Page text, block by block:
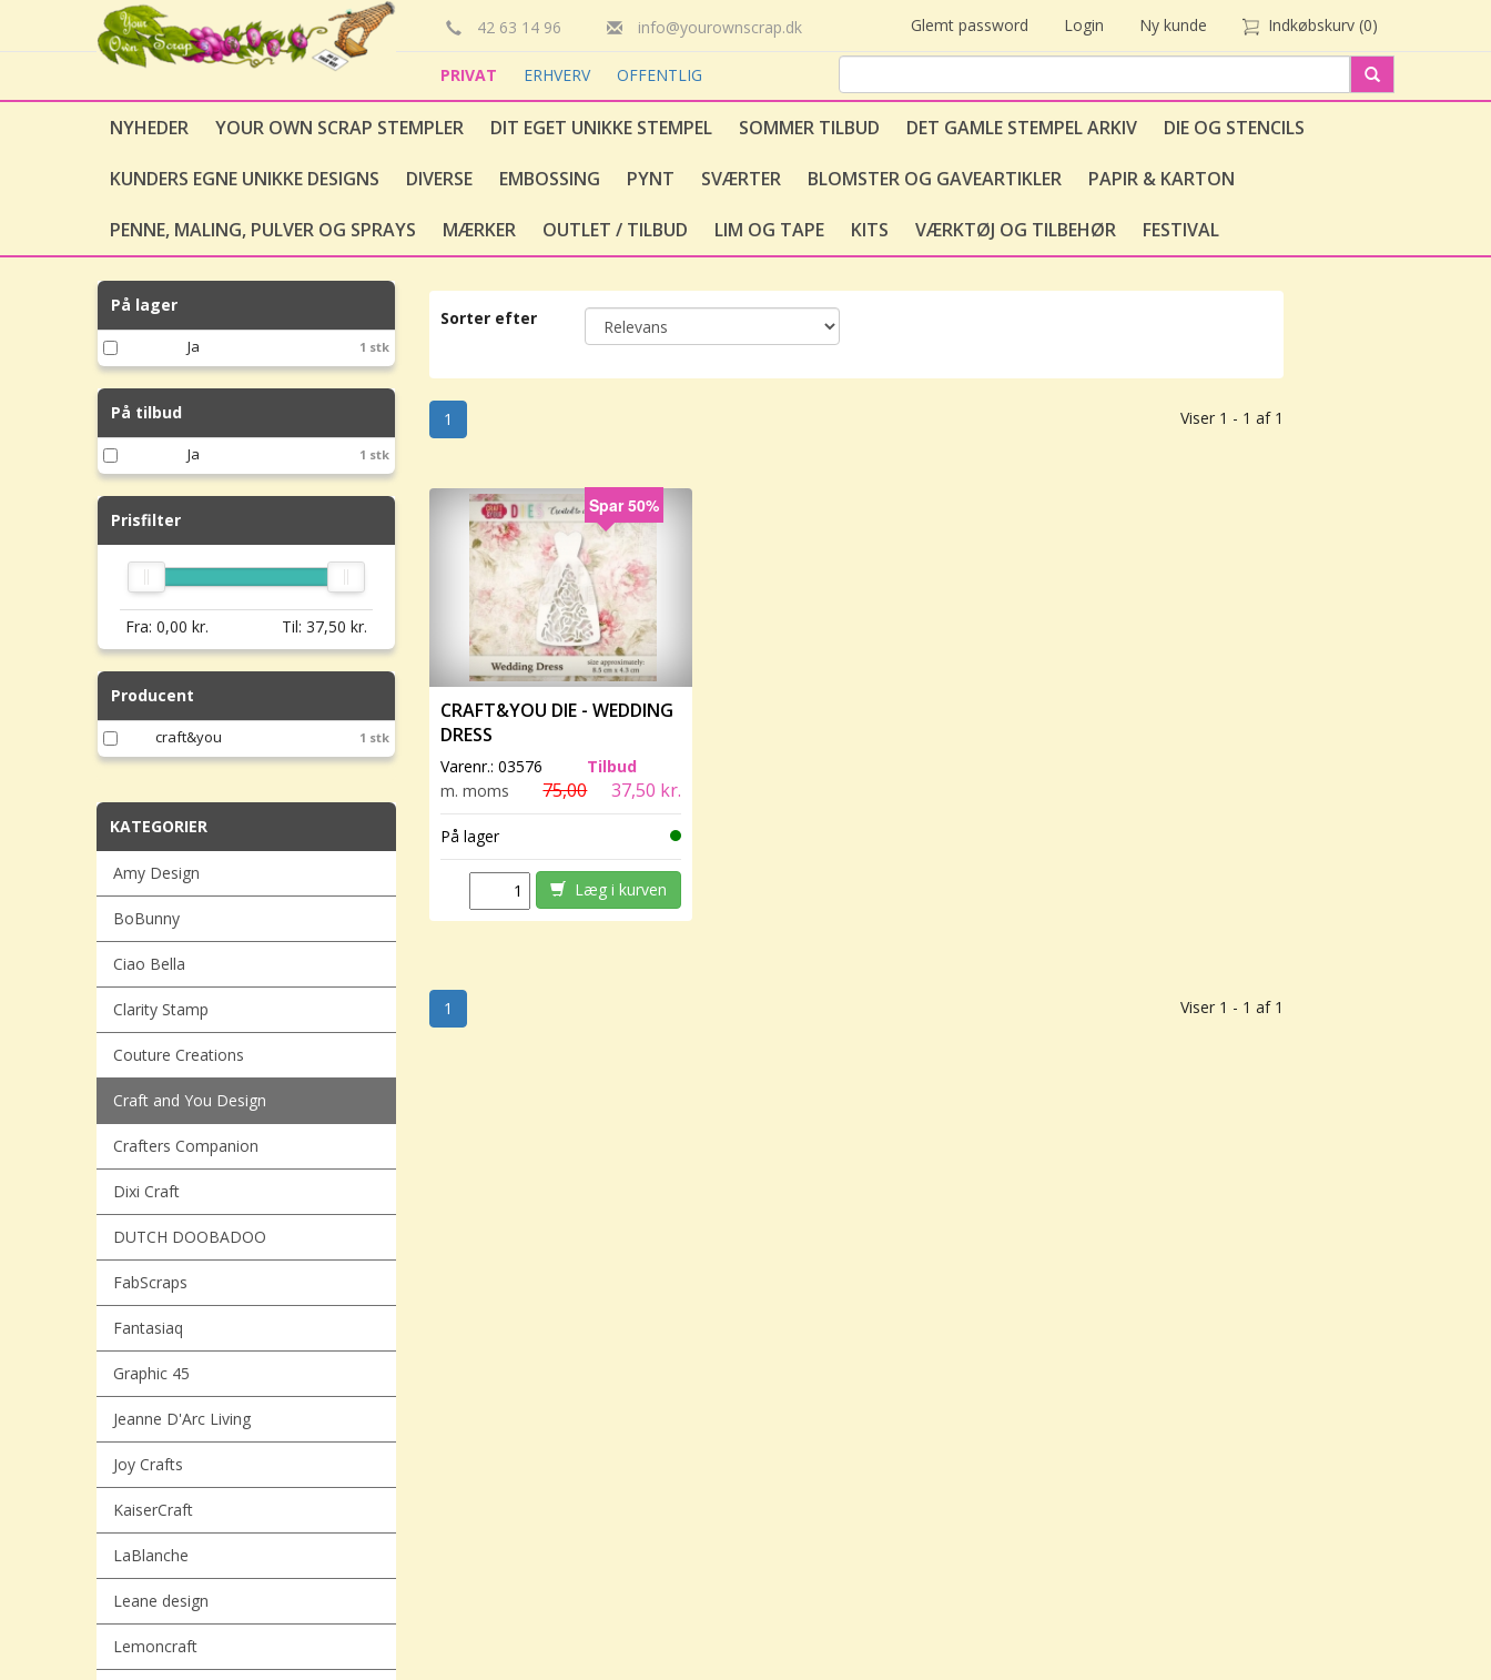
42 63 14 96 info@yourownscrap.dk Glemt password Login Ny kunde Indkøbskurv (0)
PRIVAT ERHVERV OFFENTLIG
NYHEDER YOUR OWN SCRAP STEMPLER DIT EGET UNIKKE STEMPEL SOMMER TILBUD DET GAMLE STEMPEL ARKIV DIE OG STENCILS
KUNDERS EGNE UNIKKE DESIGNS DIVERSE EMBOSSING PYNT SVÆRTER BLOMSTER OG GAVEARTIKLER PAPIR & KARTON
PENNE, MALING, PULVER OG SPRAYS MÆRKER OUTLET / TILBUD LIM OG TAPE KITS VÆRKTØJ OG TILBEHØR FESTIVAL
På lager
Ja 1 stk
På tilbud
Ja 1 stk
Prisfilter
Fra: 0,00 kr. Til: 37,50 kr.
Producent
craft&you 1 stk
KATEGORIER
Amy Design
BoBunny
Ciao Bella
Clarity Stamp
Couture Creations
Craft and You Design
Crafters Companion
Dixi Craft
DUTCH DOOBADOO
FabScraps
Fantasiaq
Graphic 45
Jeanne D'Arc Living
Joy Crafts
KaiserCraft
LaBlanche
Leane design
Lemoncraft
Sorter efter
Viser 1 - 1 af 1
1
Spar 50%
CRAFT&YOU DIE - WEDDING
DRESS
Varenr.: 03576
Tilbud
m. moms
75,00 37,50 kr.
På lager
Læg i kurven
Viser 1 - 1 af 1
1